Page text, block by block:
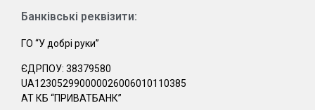
Банківські реквізити:
ГО “У добрі руки”
ЄДРПОУ: 38379580
UA123052990000026006010110385
АТ КБ “ПРИВАТБАНК”